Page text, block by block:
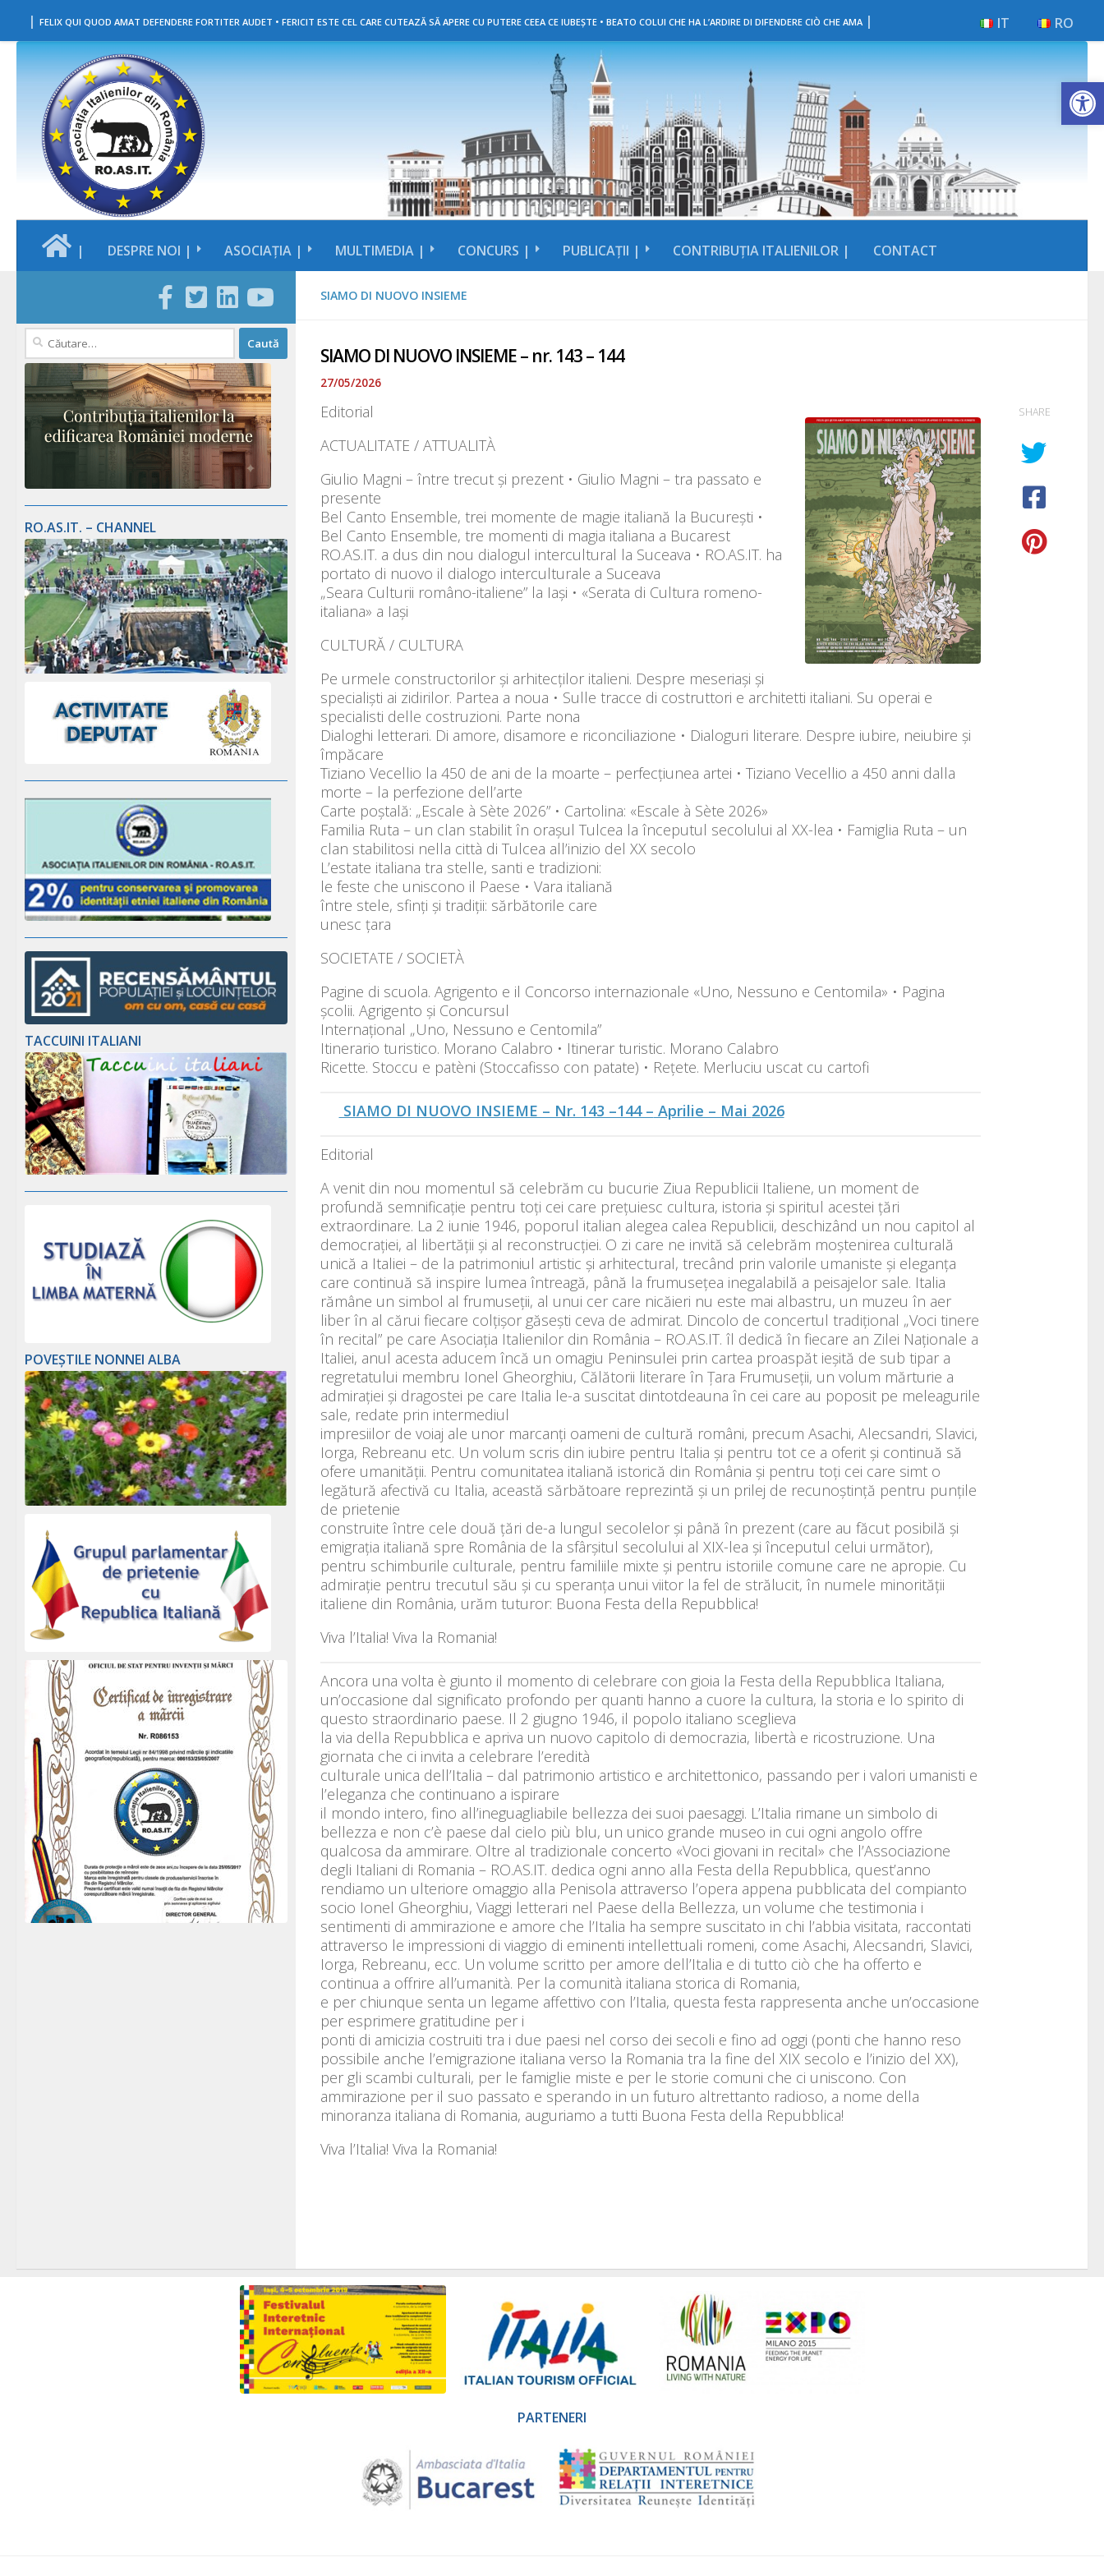
Skip to content
| FELIX QUI QUOD AMAT DEFENDERE FORTITER AUDET • FERICIT ESTE CEL CARE CUTEAZĂ SĂ APERE CU PUTERE CEEA CE IUBEȘTE • BEATO COLUI CHE HA L’ARDIRE DI DIFENDERE CIÒ CHE AMA | RO
IT
| DESPRE NOI | ASOCIAȚIA | MULTIMEDIA | CONCURS | PUBLICAȚII | CONTRIBUȚIA ITALIENILOR | CONTACT
SIAMO DI NUOVO INSIEME
SIAMO DI NUOVO INSIEME – nr. 143 – 144
27/05/2026
Editorial
ACTUALITATE / ATTUALITÀ
Giulio Magni – între trecut și prezent • Giulio Magni – tra passato e
presente
Bel Canto Ensemble, trei momente de magie italiană la București •
Bel Canto Ensemble, tre momenti di magia italiana a Bucarest
RO.AS.IT. a dus din nou dialogul intercultural la Suceava • RO.AS.IT. ha
portato di nuovo il dialogo interculturale a Suceava
„Seara Culturii româno-italiene” la Iași • «Serata di Cultura romeno-
italiana» a Iași
CULTURĂ / CULTURA
Pe urmele constructorilor și arhitecților italieni. Despre meseriași și
specialiști ai zidirilor. Partea a noua • Sulle tracce di costruttori e architetti italiani. Su operai e
specialisti delle costruzioni. Parte nona
Dialoghi letterari. Di amore, disamore e riconciliazione • Dialoguri literare. Despre iubire, neiubire și
împăcare
Tiziano Vecellio la 450 de ani de la moarte – perfecțiunea artei • Tiziano Vecellio a 450 anni dalla
morte – la perfezione dell’arte
Carte poștală: „Escale à Sète 2026” • Cartolina: «Escale à Sète 2026»
Familia Ruta – un clan stabilit în orașul Tulcea la începutul secolului al XX-lea • Famiglia Ruta – un
clan stabilitosi nella città di Tulcea all’inizio del XX secolo
L’estate italiana tra stelle, santi e tradizioni:
le feste che uniscono il Paese • Vara italiană
între stele, sfinți și tradiții: sărbătorile care
unesc țara
SOCIETATE / SOCIETÀ
Pagine di scuola. Agrigento e il Concorso internazionale «Uno, Nessuno e Centomila» • Pagina
școlii. Agrigento și Concursul
Internațional „Uno, Nessuno e Centomila”
Itinerario turistico. Morano Calabro • Itinerar turistic. Morano Calabro
Ricette. Stoccu e patèni (Stoccafisso con patate) • Rețete. Merluciu uscat cu cartofi
SIAMO DI NUOVO INSIEME – Nr. 143 –144 – Aprilie – Mai 2026
Editorial
A venit din nou momentul să celebrăm cu bucurie Ziua Republicii Italiene, un moment de
profundă semnificație pentru toți cei care prețuiesc cultura, istoria și spiritul acestei țări
extraordinare. La 2 iunie 1946, poporul italian alegea calea Republicii, deschizând un nou capitol al
democrației, al libertății și al reconstrucției. O zi care ne invită să celebrăm moștenirea culturală
unică a Italiei – de la patrimoniul artistic și arhitectural, trecând prin valorile umaniste și eleganța
care continuă să inspire lumea întreagă, până la frumusețea inegalabilă a peisajelor sale. Italia
rămâne un simbol al frumuseții, al unui cer care nicăieri nu este mai albastru, un muzeu în aer
liber în al cărui fiecare colțișor găsești ceva de admirat. Dincolo de concertul tradițional „Voci tinere
în recital” pe care Asociația Italienilor din România – RO.AS.IT. îl dedică în fiecare an Zilei Naționale a
Italiei, anul acesta aducem încă un omagiu Peninsulei prin cartea proaspăt ieșită de sub tipar a
regretatului membru Ionel Gheorghiu, Călătorii literare în Țara Frumuseții, un volum mărturie a
admirației și dragostei pe care Italia le-a suscitat dintotdeauna în cei care au poposit pe meleagurile
sale, redate prin intermediul
impresiilor de voiaj ale unor marcanți oameni de cultură români, precum Asachi, Alecsandri, Slavici,
Iorga, Rebreanu etc. Un volum scris din iubire pentru Italia și pentru tot ce a oferit și continuă să
ofere umanității. Pentru comunitatea italiană istorică din România și pentru toți cei care simt o
legătură afectivă cu Italia, această sărbătoare reprezintă și un prilej de recunoștință pentru punțile
de prietenie
construite între cele două țări de-a lungul secolelor și până în prezent (care au făcut posibilă și
emigrația italiană spre România de la sfârșitul secolului al XIX-lea și începutul celui următor),
pentru schimburile culturale, pentru familiile mixte și pentru istoriile comune care ne apropie. Cu
admirație pentru trecutul său și cu speranța unui viitor la fel de strălucit, în numele minorității
italiene din România, urăm tuturor: Buona Festa della Repubblica!
Viva l’Italia! Viva la Romania!
Ancora una volta è giunto il momento di celebrare con gioia la Festa della Repubblica Italiana,
un’occasione dal significato profondo per quanti hanno a cuore la cultura, la storia e lo spirito di
questo straordinario paese. Il 2 giugno 1946, il popolo italiano sceglieva
la via della Repubblica e apriva un nuovo capitolo di democrazia, libertà e ricostruzione. Una
giornata che ci invita a celebrare l’eredità
culturale unica dell’Italia – dal patrimonio artistico e architettonico, passando per i valori umanisti e
l’eleganza che continuano a ispirare
il mondo intero, fino all’ineguagliabile bellezza dei suoi paesaggi. L’Italia rimane un simbolo di
bellezza e non c’è paese dal cielo più blu, un unico grande museo in cui ogni angolo offre
qualcosa da ammirare. Oltre al tradizionale concerto «Voci giovani in recital» che l’Associazione
degli Italiani di Romania – RO.AS.IT. dedica ogni anno alla Festa della Repubblica, quest’anno
rendiamo un ulteriore omaggio alla Penisola attraverso l’opera appena pubblicata del compianto
socio Ionel Gheorghiu, Viaggi letterari nel Paese della Bellezza, un volume che testimonia i
sentimenti di ammirazione e amore che l’Italia ha sempre suscitato in chi l’abbia visitata, raccontati
attraverso le impressioni di viaggio di eminenti intellettuali romeni, come Asachi, Alecsandri, Slavici,
Iorga, Rebreanu, ecc. Un volume scritto per amore dell’Italia e di tutto ciò che ha offerto e
continua a offrire all’umanità. Per la comunità italiana storica di Romania,
e per chiunque senta un legame affettivo con l’Italia, questa festa rappresenta anche un’occasione
per esprimere gratitudine per i
ponti di amicizia costruiti tra i due paesi nel corso dei secoli e fino ad oggi (ponti che hanno reso
possibile anche l’emigrazione italiana verso la Romania tra la fine del XIX secolo e l’inizio del XX),
per gli scambi culturali, per le famiglie miste e per le storie comuni che ci uniscono. Con
ammirazione per il suo passato e sperando in un futuro altrettanto radioso, a nome della
minoranza italiana di Romania, auguriamo a tutti Buona Festa della Repubblica!
Viva l’Italia! Viva la Romania!
SHARE
Caută
RO.AS.IT. – CHANNEL
TACCUINI ITALIANI
POVEȘTILE NONNEI ALBA
PARTENERI